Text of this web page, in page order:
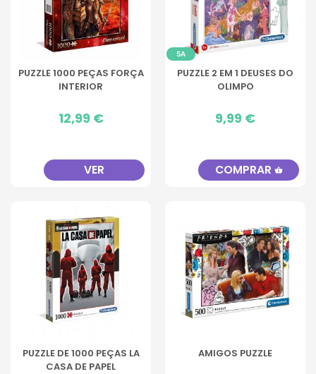
PUZZLE 1000 PEÇAS FORÇA
INTERIOR
Preço
12,99 €
VER
5A
PUZZLE 2 EM 1 DEUSES DO
OLIMPO
Preço
9,99 €
COMPRAR shopping_basket
PUZZLE DE 1000 PEÇAS LA
CASA DE PAPEL
AMIGOS PUZZLE